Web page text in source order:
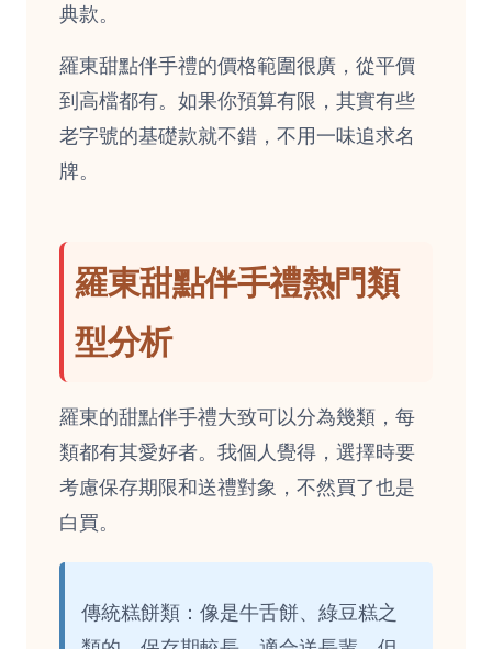
典款。
羅東甜點伴手禮的價格範圍很廣，從平價
到高檔都有。如果你預算有限，其實有些
老字號的基礎款就不錯，不用一味追求名
牌。
羅東甜點伴手禮熱門類
型分析
羅東的甜點伴手禮大致可以分為幾類，每
類都有其愛好者。我個人覺得，選擇時要
考慮保存期限和送禮對象，不然買了也是
白買。
傳統糕餅類：像是牛舌餅、綠豆糕之